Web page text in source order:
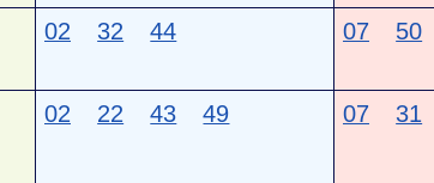
02 32 44 07 50
02 22 43 49 07 31